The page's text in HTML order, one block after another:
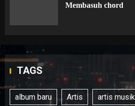
Membasuh chord
TAGS
album baru Artis artis musik